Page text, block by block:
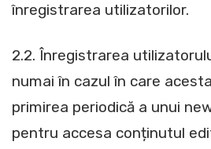
înregistrarea utilizatorilor.
2.2. Înregistrarea
numai în cazul în care
primirea periodică a unui
pentru accesa conținutul